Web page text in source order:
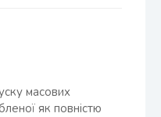
масових
як повністю